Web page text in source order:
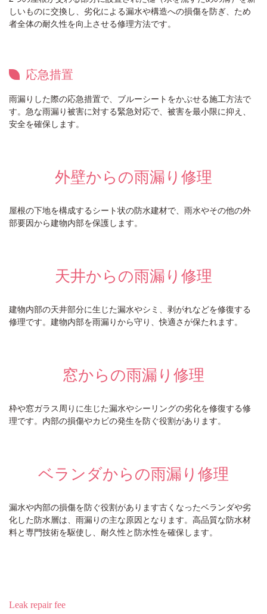
しいものに交換し、劣化による漏水や構造への損傷を防ぎ、ため
者全体の耐久性を向上させる修理方法です。
応急措置
雨漏りした際の応急措置で、ブルーシートをかぶせる施工方法で
す。急な雨漏り被害に対する緊急対応で、被害を最小限に抑え、
安全を確保します。
外壁からの雨漏り修理
屋根の下地を構成するシート状の防水建材で、雨水やその他の外
部要因から建物内部を保護します。
天井からの雨漏り修理
建物内部の天井部分に生じた漏水やシミ、剥がれなどを修復する
修理です。建物内部を雨漏りから守り、快適さが保たれます。
窓からの雨漏り修理
枠や窓ガラス周りに生じた漏水やシーリングの劣化を修復する修
理です。内部の損傷やカビの発生を防ぐ役割があります。
ベランダからの雨漏り修理
漏水や内部の損傷を防ぐ役割があります古くなったベランダや劣
化した防水層は、雨漏りの主な原因となります。高品質な防水材
料と専門技術を駆使し、耐久性と防水性を確保します。
Leak repair fee